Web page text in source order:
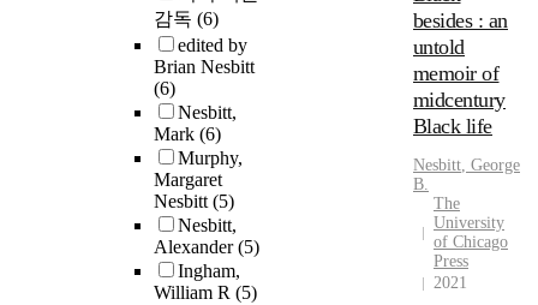
감독 (6)
edited by
Brian Nesbitt
(6)
Nesbitt,
Mark (6)
Murphy,
Margaret
Nesbitt(5)
Nesbitt,
Alexander(5)
Ingham,
William R (5)
besides : an
untold
memoir of
midcentury
Black life
Nesbitt, George
B.
The
University
of Chicago
Press
2021